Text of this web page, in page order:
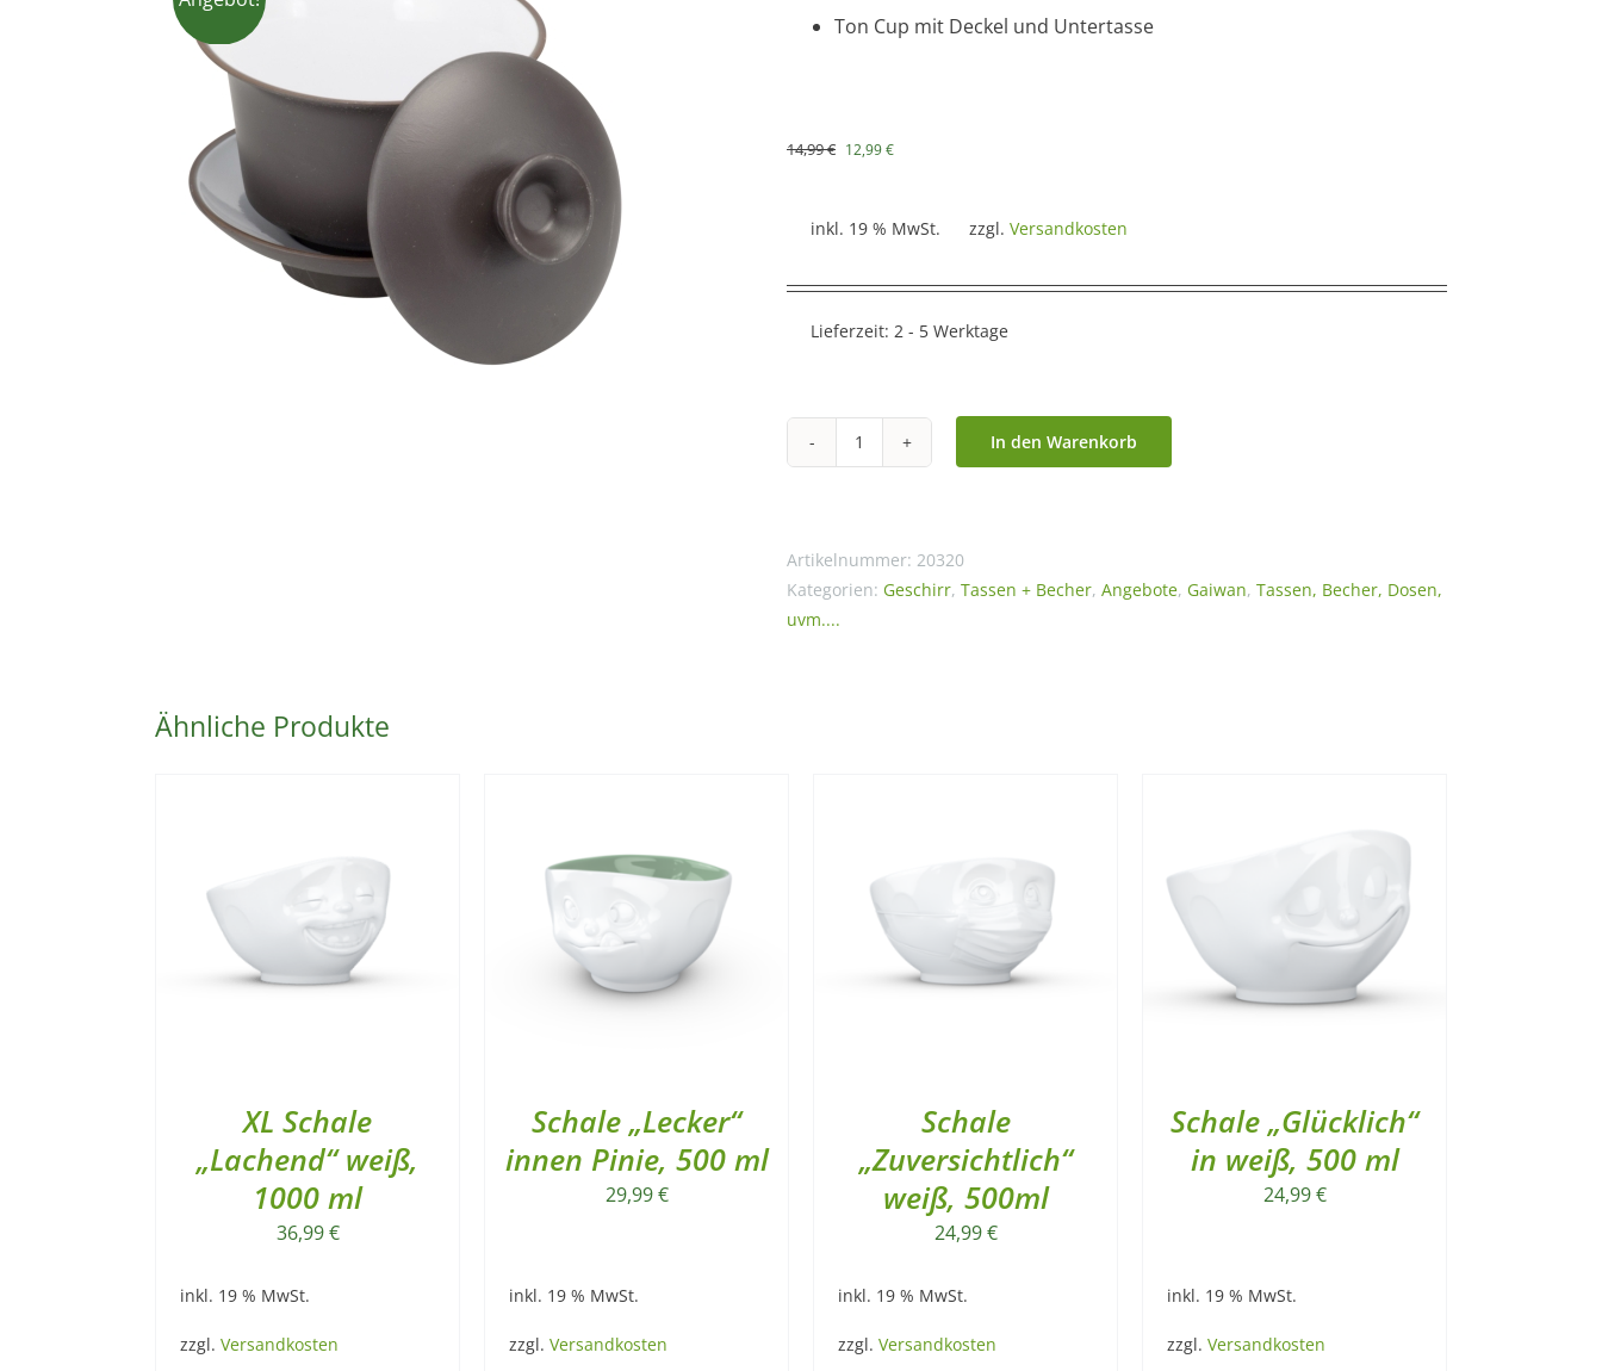
Ton Cup mit Deckel und Untertasse
14,99€ Ursprünglicher
14,99 €
12,99€Aktueller
12,99 €.
inkl. 19 % MwSt. zzgl. Versandkosten
Lieferzeit: 2 - 5 Werktage
Yixing
3-
tlg.
In den Warenkorb
Artikelnummer: 20320
Kategorien: Geschirr, Tassen + Becher, Angebote, Gaiwan, Tassen, Becher, Dosen,
uvm....
Ähnliche Produkte
XL Schale
„Lachend“ weiß,
1000 ml
36,99€
inkl. 19 % MwSt.
zzgl. Versandkosten
Schale „Lecker“
innen Pinie, 500 ml
29,99€
inkl. 19 % MwSt.
zzgl. Versandkosten
Schale
„Zuversichtlich“
weiß, 500ml
24,99€
inkl. 19 % MwSt.
zzgl. Versandkosten
Schale „Glücklich“
in weiß, 500 ml
24,99€
inkl. 19 % MwSt.
zzgl. Versandkosten